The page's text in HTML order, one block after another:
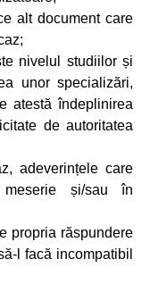
alt document care
nivelul studiilor și
unor specializări,
atestă îndeplinirea
de autoritatea
adeverințele care
și/sau în
propria răspundere
l facă incompatibil